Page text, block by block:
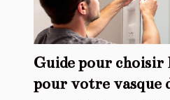
Guide pour choisir
pour votre vasque